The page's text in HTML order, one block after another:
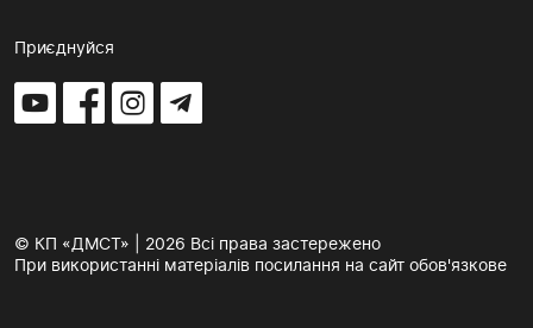
Приєднуйся
© КП «ДМСТ» | 2026 Всі права застережено
При використанні матеріалів посилання на сайт обов'язкове